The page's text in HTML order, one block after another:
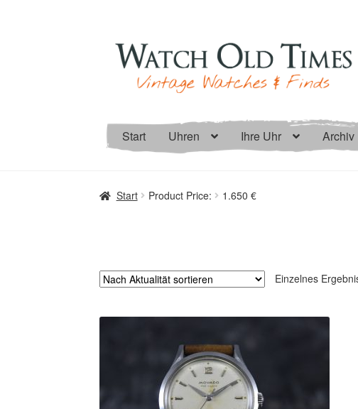
Navigation
springen
Inhalt
springen
Start Uhren Ihre Uhr Archiv
Start Product Price: 1.650 €
Einzelnes